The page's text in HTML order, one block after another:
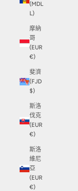
(MDL
L)
摩納
哥
(EUR
€)
斐濟
(FJD
$)
斯洛
伐克
(EUR
€)
斯洛
維尼
亞
(EUR
€)